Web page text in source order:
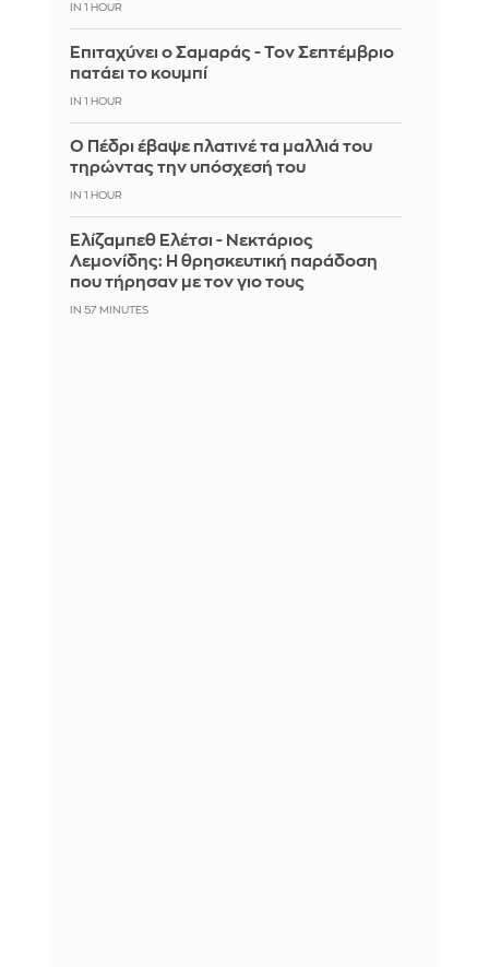
IN 1 HOUR
Επιταχύνει ο Σαμαράς - Τον Σεπτέμβριο
πατάει το κουμπί
IN 1 HOUR
Ο Πέδρι έβαψε πλατινέ τα μαλλιά του
τηρώντας την υπόσχεσή του
IN 1 HOUR
Ελίζαμπεθ Ελέτσι - Νεκτάριος
Λεμονίδης: Η θρησκευτική παράδοση
που τήρησαν με τον γιο τους
IN 57 MINUTES